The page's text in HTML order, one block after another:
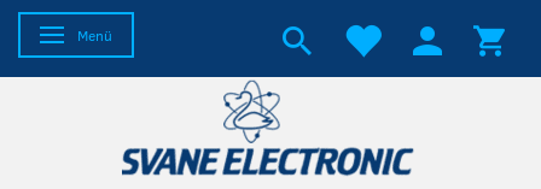
Anzeige ändern
Menü